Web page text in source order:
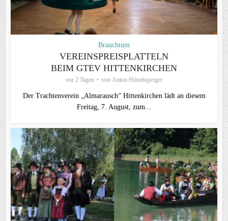
Brauchtum
VEREINSPREISPLATTELN
BEIM GTEV HITTENKIRCHEN
vor 2 Tagen von Anton Hötzelsperger
Der Trachtenverein „Almarausch“ Hittenkirchen lädt an diesem
Freitag, 7. August, zum...